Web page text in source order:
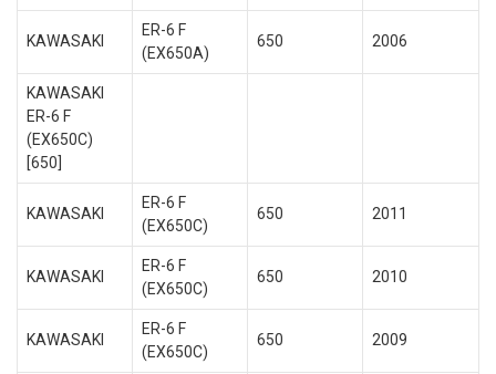
KAWASAKI
ER-6 F
(EX650A)
650 2006
KAWASAKI
ER-6 F
(EX650C)
[650]
KAWASAKI
ER-6 F
(EX650C)
650 2011
KAWASAKI
ER-6 F
(EX650C)
650 2010
KAWASAKI
ER-6 F
(EX650C)
650 2009